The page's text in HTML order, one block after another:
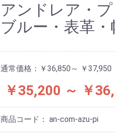
木・黒
木・白
アンドレア・
ブルー・表革
通常価格： ￥36,850～ ￥37,950
￥35,200 ～ ￥
商品コード： an-com-azu-pi